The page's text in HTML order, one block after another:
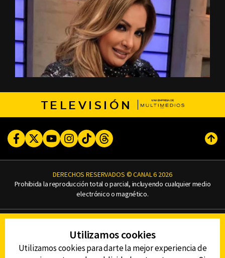
TELEVISIÓN
FacebookTwitterYoutubeInstagram
TikTokThreads
DERECHOS RESERVADOS © CANAL 6 2026
Prohibida la reproducción total o parcial, incluyendo cualquier medio
electrónico o magnético.
AVISO DE PRIVACIDAD
DEFENSORÍA DE LAS AUDIENCIAS
Utilizamos cookies
Utilizamos cookies para darte la mejor experiencia de